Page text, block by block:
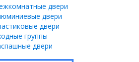
двери
двери
двери
группы
двери